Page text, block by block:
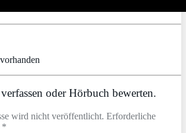
oder Hörbuch bewerten.
wird nicht veröffentlicht. Erforderliche
*